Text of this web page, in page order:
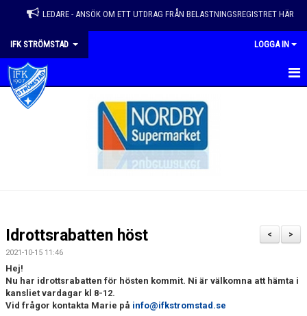
LEDARE - ANSÖK OM ETT UTDRAG FRÅN BELASTNINGSREGISTRET HÄR
IFK STRÖMSTAD LOGGA IN
HEM
EVENEMANG & ÅRSHJUL
OM FÖRENINGEN
MEDLEMSKAP
>
<
Idrottsrabatten höst
2021-10-15 11:46
Hej!
Nu har idrottsrabatten för hösten kommit. Ni är välkomna att hämta i
kansliet vardagar kl 8-12.
Vid frågor kontakta Marie på info@ifkstromstad.se